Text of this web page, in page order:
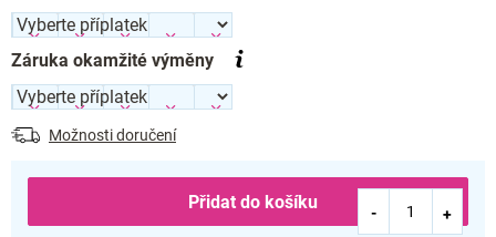
Záruka okamžité výměny
Možnosti doručení
Přidat do košíku